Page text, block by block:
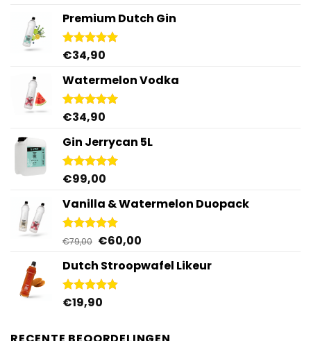
Premium Dutch Gin
Gewaardeerd
€34,90
Watermelon Vodka
Gewaardeerd
€34,90
Gin Jerrycan 5L
Gewaardeerd
€99,00
Vanilla & Watermelon Duopack
Gewaardeerd
€79,00 Oorspronkelijke
was:
€79,00.
€60,00Huidige
is:
Dutch Stroopwafel Likeur
Gewaardeerd
€19,90